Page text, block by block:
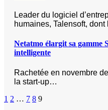
Leader du logiciel
humaines, Talensoft,
Netatmo élargit sa gamme
intelligente
Rachetée en novembre
la start-up…
1 2 … 7 8 9